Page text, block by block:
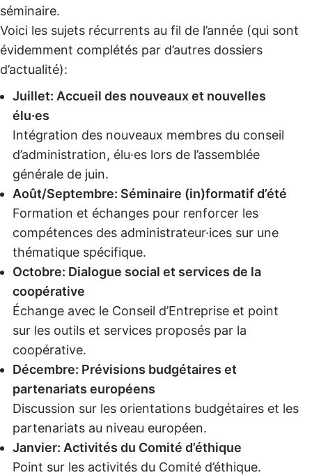
séminaire.
Voici les sujets récurrents au fil de l’année (qui sont
évidemment complétés par d’autres dossiers
d’actualité):
Juillet: Accueil des nouveaux et nouvelles
élu·es
Intégration des nouveaux membres du conseil
d’administration, élu·es lors de l’assemblée
générale de juin.
Août/Septembre: Séminaire (in)formatif d’été
Formation et échanges pour renforcer les
compétences des administrateur·ices sur une
thématique spécifique.
Octobre: Dialogue social et services de la
coopérative
Échange avec le Conseil d’Entreprise et point
sur les outils et services proposés par la
coopérative.
Décembre: Prévisions budgétaires et
partenariats européens
Discussion sur les orientations budgétaires et les
partenariats au niveau européen.
Janvier: Activités du Comité d’éthique
Point sur les activités du Comité d’éthique.